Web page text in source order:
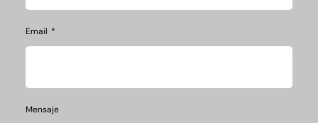
Email
Mensaje